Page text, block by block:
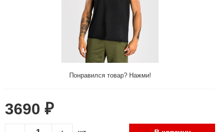
Понравился товар? Нажми!
3690 ₽